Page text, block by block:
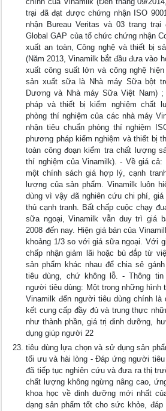
trại đã đạt được chứng nhận ISO
nhận Bureau Veritas và 03 trang
Global GAP của tổ chức chứng nhận
xuất an toàn, Công nghệ và thiết bị
(Năm 2013, Vinamilk bắt đầu đưa vào
xuất công suất lớn và công nghệ
sản xuất sữa là Nhà máy Sữa bột
Dương và Nhà máy Sữa Việt Nam)
pháp và thiết bị kiểm nghiệm chất
phòng thí nghiệm của các nhà máy
nhận tiêu chuẩn phòng thí nghiệm
phương pháp kiểm nghiệm và thiết bị
toàn công đoạn kiểm tra chất lượng
thí nghiệm của Vinamilk). - Về giá
một chính sách giá hợp lý, cạnh
lượng của sản phẩm. Vinamilk luôn
dùng vì vậy đã nghiên cứu chi phí,
thủ cạnh tranh. Bất chấp cuộc chạy
sữa ngoại, Vinamilk vẫn duy trì giá
2008 đến nay. Hiện giá bán của
khoảng 1/3 so với giá sữa ngoại. Với
chấp nhận giảm lãi hoặc bù đắp từ
sản phẩm khác nhau để chia sẻ
tiêu dùng, chứ không lỗ. - Thông
người tiêu dùng: Một trong những hình
Vinamilk đến người tiêu dùng chính là
kết cung cấp đầy đủ và trung thực
như thành phần, giá trị dinh dưỡng,
dụng giúp người 22
tiêu dùng lựa chọn và sử dụng sản
tối ưu và hài lòng - Đáp ứng người tiêu
đã tiếp tục nghiên cứu và đưa ra thị
chất lượng không ngừng nâng cao,
khoa học về dinh dưỡng mới nhất
dạng sản phẩm tốt cho sức khỏe,